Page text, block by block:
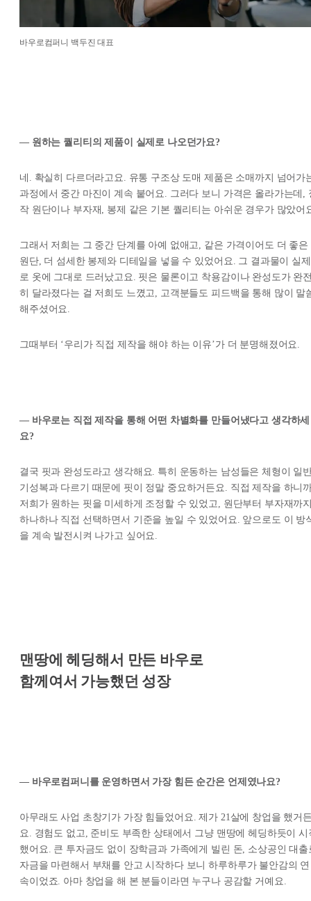
바우로컴퍼니 백두진 대표
— 원하는 퀄리티의 제품이 실제로 나오던가요?
네. 확실히 다르더라고요. 유통 구조상 도매 제품은 소매까지 넘어가
과정에서 중간 마진이 계속 붙어요. 그러다 보니 가격은 올라가는데,
작 원단이나 부자재, 봉제 같은 기본 퀄리티는 아쉬운 경우가 많았어
그래서 저희는 그 중간 단계를 아예 없애고, 같은 가격이어도 더 좋은
원단, 더 섬세한 봉제와 디테일을 넣을 수 있었어요. 그 결과물이 실제
로 옷에 그대로 드러났고요. 핏은 물론이고 착용감이나 완성도가 완
히 달라졌다는 걸 저희도 느꼈고, 고객분들도 피드백을 통해 많이 말
해주셨어요.
그때부터 ‘우리가 직접 제작을 해야 하는 이유’가 더 분명해졌어요.
— 바우로는 직접 제작을 통해 어떤 차별화를 만들어냈다고 생각하세
요?
결국 핏과 완성도라고 생각해요. 특히 운동하는 남성들은 체형이 일
기성복과 다르기 때문에 핏이 정말 중요하거든요. 직접 제작을 하니
저희가 원하는 핏을 미세하게 조정할 수 있었고, 원단부터 부자재까
하나하나 직접 선택하면서 기준을 높일 수 있었어요. 앞으로도 이 방
을 계속 발전시켜 나가고 싶어요.
맨땅에 헤딩해서 만든 바우로
함께여서 가능했던 성장
— 바우로컴퍼니를 운영하면서 가장 힘든 순간은 언제였나요?
아무래도 사업 초창기가 가장 힘들었어요. 제가 21살에 창업을 했거
요. 경험도 없고, 준비도 부족한 상태에서 그냥 맨땅에 헤딩하듯이 시
했어요. 큰 투자금도 없이 장학금과 가족에게 빌린 돈, 소상공인 대출
자금을 마련해서 부채를 안고 시작하다 보니 하루하루가 불안감의 연
속이었죠. 아마 창업을 해 본 분들이라면 누구나 공감할 거예요.